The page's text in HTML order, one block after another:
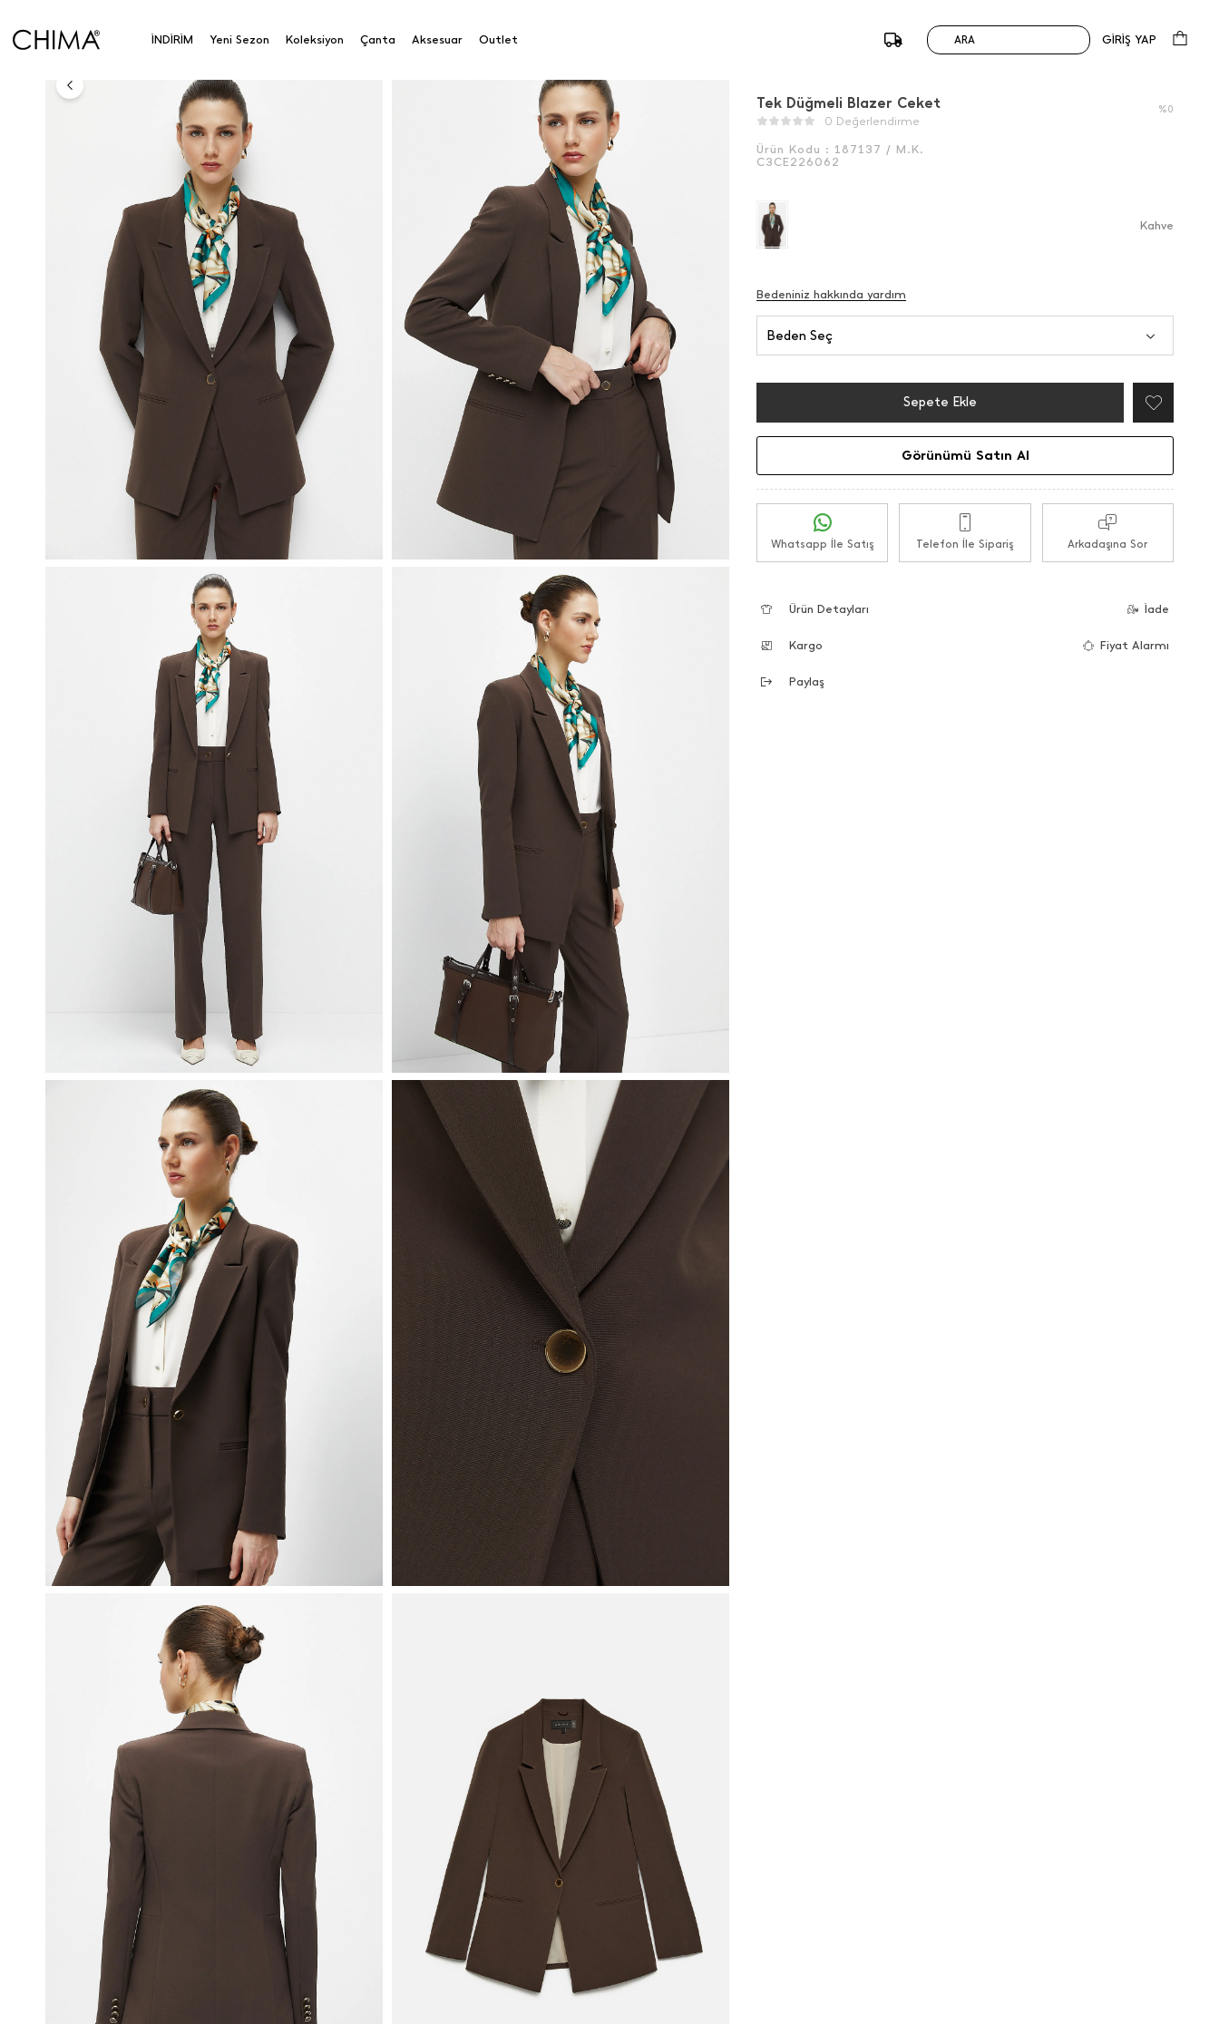
İNDİRİM Yeni Sezon Koleksiyon Çanta Aksesuar Outlet ARA GİRİŞ YAP
Anasayfa
Tek Düğmeli Blazer Ceket
0 Değerlendirme
Ürün Kodu : 187137 / M.K.
C3CE226062
%0
Kahve
Bedeniniz hakkında yardım
Beden Seç
Sepete Ekle
Görünümü Satın Al
Whatsapp İle Satış Telefon İle Sipariş Arkadaşına Sor
Ürün Detayları İade
Kargo Fiyat Alarmı
Paylaş